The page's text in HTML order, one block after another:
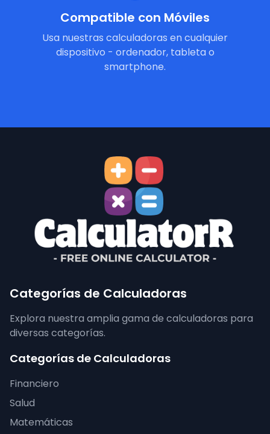
Compatible con Móviles
Usa nuestras calculadoras en cualquier
dispositivo - ordenador, tableta o
smartphone.
Categorías de Calculadoras
Explora nuestra amplia gama de calculadoras para
diversas categorías.
Categorías de Calculadoras
Financiero
Salud
Matemáticas